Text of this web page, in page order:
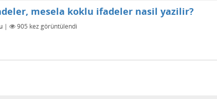
mesela koklu ifadeler nasil yazilir?
| 905 kez görüntülendi